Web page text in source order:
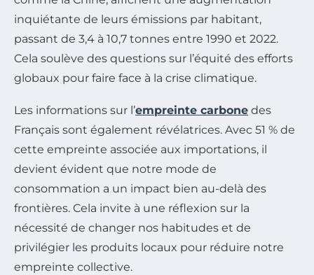
inquiétante de leurs émissions par habitant,
passant de 3,4 à 10,7 tonnes entre 1990 et 2022.
Cela soulève des questions sur l’équité des efforts
globaux pour faire face à la crise climatique.
Les informations sur l’empreinte carbone des
Français sont également révélatrices. Avec 51 % de
cette empreinte associée aux importations, il
devient évident que notre mode de
consommation a un impact bien au-delà des
frontières. Cela invite à une réflexion sur la
nécessité de changer nos habitudes et de
privilégier les produits locaux pour réduire notre
empreinte collective.